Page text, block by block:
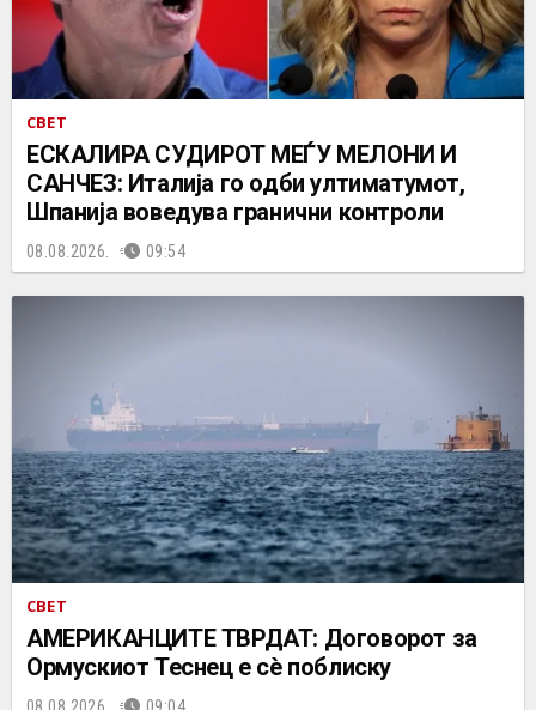
СВЕТ
ЕСКАЛИРА СУДИРОТ МЕЃУ МЕЛОНИ И
САНЧЕЗ: Италија го одби ултиматумот,
Шпанија воведува гранични контроли
08.08.2026. 09:54
СВЕТ
АМЕРИКАНЦИТЕ ТВРДАТ: Договорот за
Ормускиот Теснец е сè поблиску